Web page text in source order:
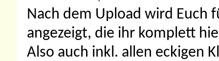
Nach dem Upload wird Euch
angezeigt, die ihr komplett
Also auch inkl. allen eckigen